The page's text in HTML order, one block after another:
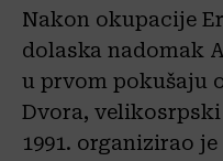
Nakon okupacije
dolaska nadomak
u prvom pokušaju
Dvora,
1991. organizirao